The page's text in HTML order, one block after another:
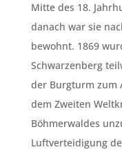
Mitte des 18.
danach war sie
bewohnt. 1869
Schwarzenberg
der Burgturm zum
dem Zweiten
Böhmerwaldes
Luftverteidigung